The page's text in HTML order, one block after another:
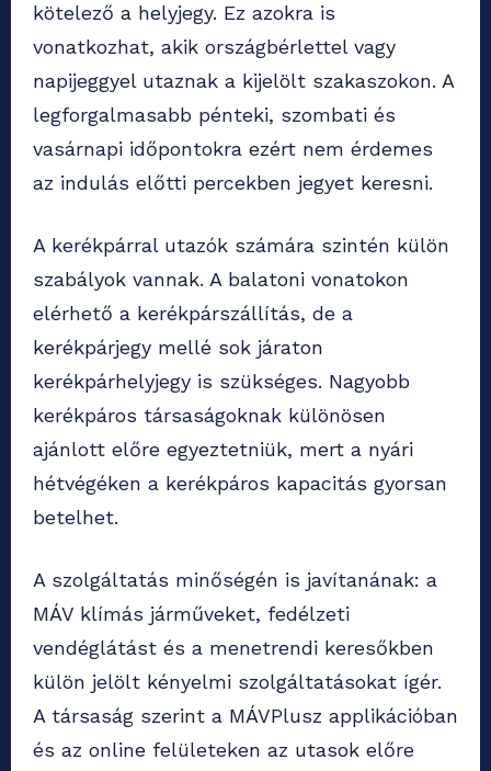
kötelező a helyjegy. Ez azokra is
vonatkozhat, akik országbérlettel vagy
napijeggyel utaznak a kijelölt szakaszokon. A
legforgalmasabb pénteki, szombati és
vasárnapi időpontokra ezért nem érdemes
az indulás előtti percekben jegyet keresni.
A kerékpárral utazók számára szintén külön
szabályok vannak. A balatoni vonatokon
elérhető a kerékpárszállítás, de a
kerékpárjegy mellé sok járaton
kerékpárhelyjegy is szükséges. Nagyobb
kerékpáros társaságoknak különösen
ajánlott előre egyeztetniük, mert a nyári
hétvégéken a kerékpáros kapacitás gyorsan
betelhet.
A szolgáltatás minőségén is javítanának: a
MÁV klímás járműveket, fedélzeti
vendéglátást és a menetrendi keresőkben
külön jelölt kényelmi szolgáltatásokat ígér.
A társaság szerint a MÁVPlusz applikációban
és az online felületeken az utasok előre